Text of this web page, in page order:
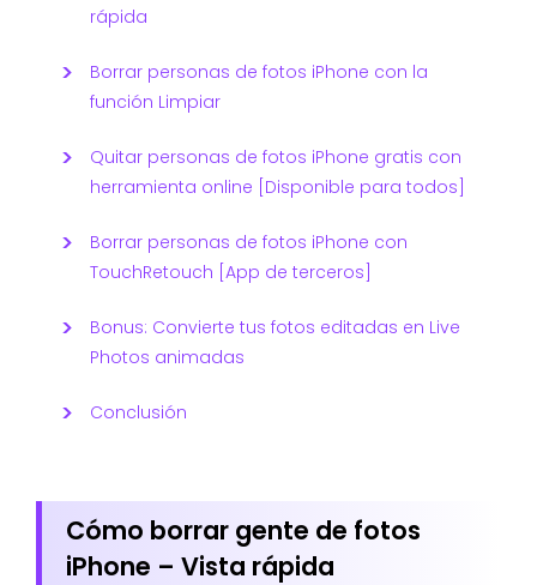
rápida
Borrar personas de fotos iPhone con la
función Limpiar
Quitar personas de fotos iPhone gratis con
herramienta online [Disponible para todos]
Borrar personas de fotos iPhone con
TouchRetouch [App de terceros]
Bonus: Convierte tus fotos editadas en Live
Photos animadas
Conclusión
Cómo borrar gente de fotos
iPhone – Vista rápida